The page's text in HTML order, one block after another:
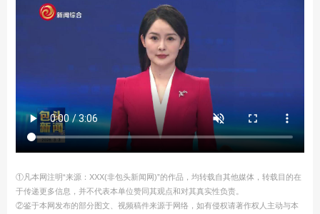
①凡本网注明“来源：XXX(非包头新闻网)”的作品，均转载自其他媒体，转载目的在
于传递更多信息，并不代表本单位赞同其观点和对其真实性负责。
②鉴于本网发布的部分图文、视频稿件来源于网络，如有侵权请著作权人主动与本